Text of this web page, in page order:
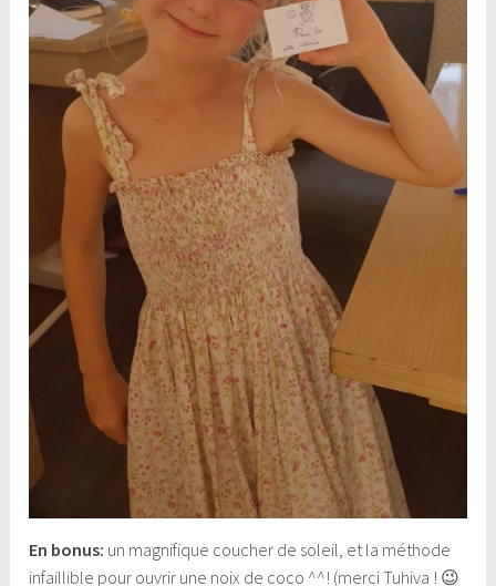
En bonus: un magnifique coucher de soleil, et la méthode
infaillible pour ouvrir une noix de coco ^^! (merci Tuhiva ! 😉